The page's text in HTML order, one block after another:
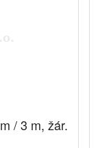
/ 3 m, žár.